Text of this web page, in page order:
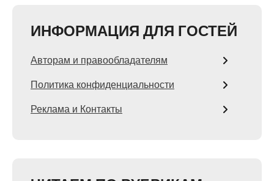
ИНФОРМАЦИЯ ДЛЯ ГОСТЕЙ
Авторам и правообладателям
Политика конфиденциальности
Реклама и Контакты